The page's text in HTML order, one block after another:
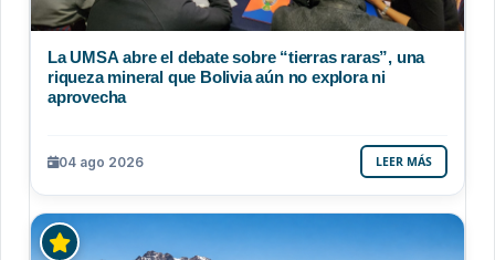
La UMSA abre el debate sobre “tierras raras”, una
riqueza mineral que Bolivia aún no explora ni
aprovecha
04 ago 2026 LEER MÁS